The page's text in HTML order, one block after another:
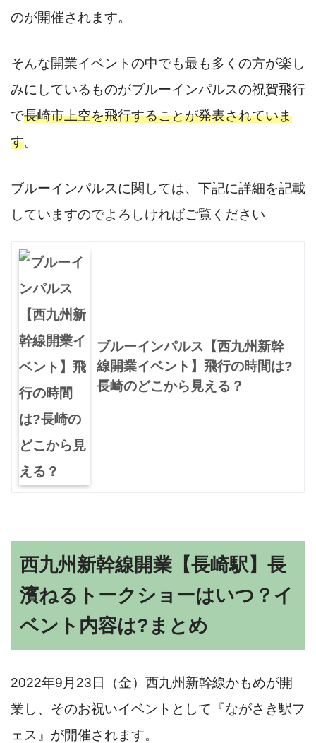
のが開催されます。
そんな開業イベントの中でも最も多くの方が楽し
みにしているものがブルーインパルスの祝賀飛行
で長崎市上空を飛行することが発表されていま
す。
ブルーインパルスに関しては、下記に詳細を記載
していますのでよろしければご覧ください。
ブルーインパルス【西九州新幹
線開業イベント】飛行の時間は?
長崎のどこから見える？
西九州新幹線開業【長崎駅】長
濱ねるトークショーはいつ？イ
ベント内容は?まとめ
2022年9月23日（金）西九州新幹線かもめが開
業し、そのお祝いイベントとして『ながさき駅フ
ェス』が開催されます。